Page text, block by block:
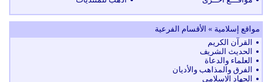
مواقع إسلامية » الأقسام الفرعية
القرآن الكريم
الحديث الشريف
العلماء والدعاة
الفرق والمذاهب والأديان
الجهاد الإسلامي